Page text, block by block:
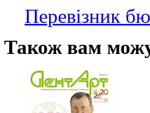
Перевізник
Також вам